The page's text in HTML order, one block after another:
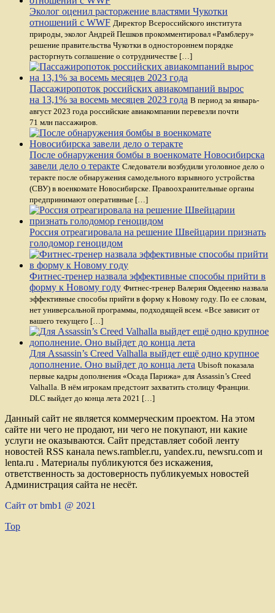
Эколог оценил расторжение властями Чукотки
отношений с WWF Директор Всероссийского института
природы, эколог Андрей Пешков прокомментировал «Рамблеру»
решение правительства Чукотки в одностороннем порядке
расторгнуть соглашение о сотрудничестве […]
Пассажиропоток российских авиакомпаний вырос
на 13,1% за восемь месяцев 2023 года В период за январь-
август 2023 года российские авиакомпании перевезли почти
71 млн пассажиров.
После обнаружения бомбы в военкомате Новосибирска
завели дело о теракте Следователи возбудили уголовное дело о
теракте после обнаружения самодельного взрывного устройства
(СВУ) в военкомате Новосибирске. Правоохранительные органы
предпринимают оперативные […]
Россия отреагировала на решение Швейцарии признать
голодомор геноцидом
Фитнес-тренер назвала эффективные способы прийти в
форму к Новому году Фитнес-тренер Валерия Овдеенко назвала
эффективные способы прийти в форму к Новому году. По ее словам,
нет универсальной программы, подходящей всем. «Все зависит от
вашего текущего […]
Для Assassin’s Creed Valhalla выйдет ещё одно крупное
дополнение. Оно выйдет до конца лета Ubisoft показала
первые кадры дополнения «Осада Парижа» для Assassin’s Creed
Valhalla. В нём игрокам предстоит захватить столицу Франции.
DLC выйдет до конца лета 2021 […]
Данный сайт не является коммерческим проектом. На этом
сайте ни чего не продают, ни чего не покупают, ни какие
услуги не оказываются. Сайт представляет собой ленту
новостей RSS канала news.rambler.ru, yandex.ru, newsru.com и
lenta.ru . Материалы публикуются без искажения,
ответственность за достоверность публикуемых новостей
Администрация сайта не несёт.
Сайт от bmb1 @ 2021
Top